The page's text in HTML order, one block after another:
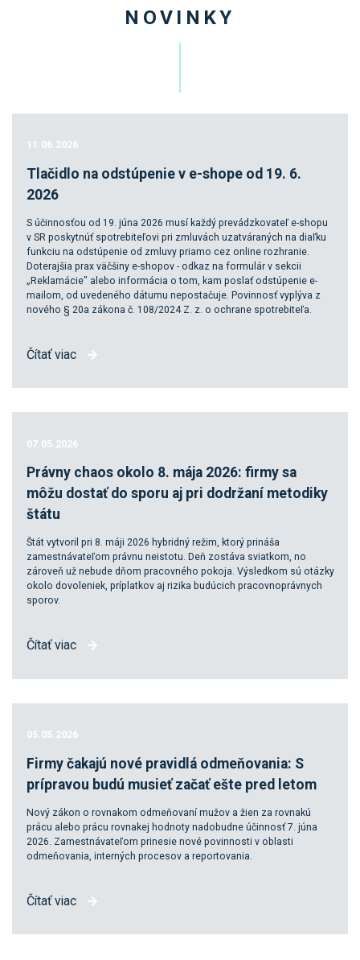
NOVINKY
11.06.2026
Tlačidlo na odstúpenie v e-shope od 19. 6.
2026
S účinnosťou od 19. júna 2026 musí každý prevádzkovateľ e-shopu
v SR poskytnúť spotrebiteľovi pri zmluvách uzatváraných na diaľku
funkciu na odstúpenie od zmluvy priamo cez online rozhranie.
Doterajšia prax väčšiny e-shopov - odkaz na formulár v sekcii
„Reklamácie" alebo informácia o tom, kam poslať odstúpenie e-
mailom, od uvedeného dátumu nepostačuje. Povinnosť vyplýva z
nového § 20a zákona č. 108/2024 Z. z. o ochrane spotrebiteľa.
Čítať viac
07.05.2026
Právny chaos okolo 8. mája 2026: firmy sa
môžu dostať do sporu aj pri dodržaní metodiky
štátu
Štát vytvoril pri 8. máji 2026 hybridný režim, ktorý prináša
zamestnávateľom právnu neistotu. Deň zostáva sviatkom, no
zároveň už nebude dňom pracovného pokoja. Výsledkom sú otázky
okolo dovoleniek, príplatkov aj rizika budúcich pracovnoprávnych
sporov.
Čítať viac
05.05.2026
Firmy čakajú nové pravidlá odmeňovania: S
prípravou budú musieť začať ešte pred letom
Nový zákon o rovnakom odmeňovaní mužov a žien za rovnakú
prácu alebo prácu rovnakej hodnoty nadobudne účinnosť 7. júna
2026. Zamestnávateľom prinesie nové povinnosti v oblasti
odmeňovania, interných procesov a reportovania.
Čítať viac